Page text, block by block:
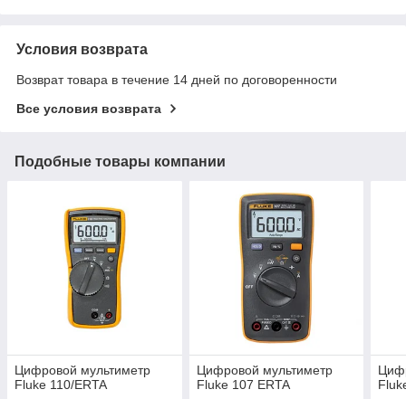
Условия возврата
Возврат товара в течение 14 дней по договоренности
Все условия возврата
Подобные товары компании
Цифровой мультиметр
Fluke 110/ERTA
Цифровой мультиметр
Fluke 107 ERTA